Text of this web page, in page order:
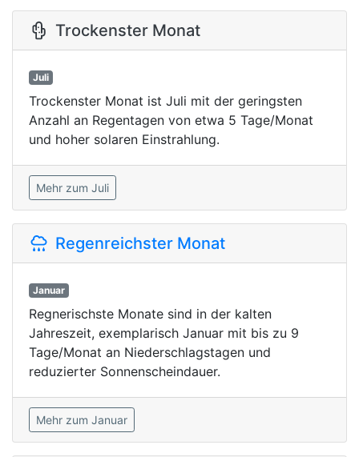
Trockenster Monat
Juli
Trockenster Monat ist Juli mit der geringsten
Anzahl an Regentagen von etwa 5 Tage/Monat
und hoher solaren Einstrahlung.
Mehr zum Juli
Regenreichster Monat
Januar
Regnerischste Monate sind in der kalten
Jahreszeit, exemplarisch Januar mit bis zu 9
Tage/Monat an Niederschlagstagen und
reduzierter Sonnenscheindauer.
Mehr zum Januar